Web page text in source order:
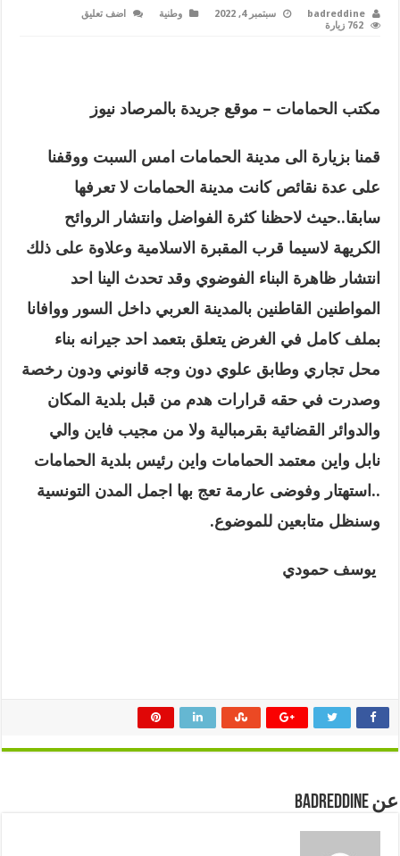
badreddine سبتمبر 4, 2022 وطنية
اضف تعليق
762 زيارة
مكتب الحمامات – موقع جريدة بالمرصاد نيوز
قمنا بزيارة الى مدينة الحمامات امس السبت ووقفنا
على عدة نقائص كانت مدينة الحمامات لا تعرفها
سابقا..حيث لاحظنا كثرة الفواضل وانتشار الروائح
الكريهة لاسيما قرب المقبرة الاسلامية وعلاوة على ذلك
انتشار ظاهرة البناء الفوضوي وقد تحدث الينا احد
المواطنين القاطنين بالمدينة العربي داخل السور ووافانا
بملف كامل في الغرض يتعلق بتعمد احد جيرانه بناء
محل تجاري وطابق علوي دون وجه قانوني ودون رخصة
وصدرت في حقه قرارات هدم من قبل بلدية المكان
والدوائر القضائية بقرمبالية ولا من مجيب فاين والي
نابل واين معتمد الحمامات واين رئيس بلدية الحمامات
..استهتار وفوضى عارمة تعج بها اجمل المدن التونسية
وسنظل متابعين للموضوع.
يوسف حمودي
عن badreddine